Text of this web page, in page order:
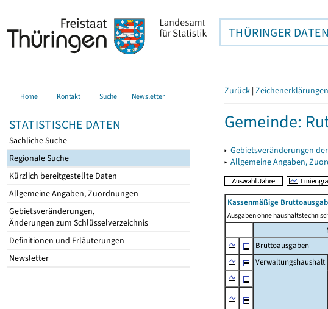
THÜRINGER DATEN
Home Kontakt Suche Newsletter
STATISTISCHE DATEN
Sachliche Suche
Regionale Suche
Kürzlich bereitgestellte Daten
Allgemeine Angaben, Zuordnungen
Gebietsveränderungen,
Änderungen zum Schlüsselverzeichnis
Definitionen und Erläuterungen
Newsletter
Zurück |
Gemeinde:
▸ Gebietsveränderungen
▸ Allgemeine Angaben,
Kassenmäßige
Ausgaben ohne
Bruttoausgaben
Verwaltungshaushalt